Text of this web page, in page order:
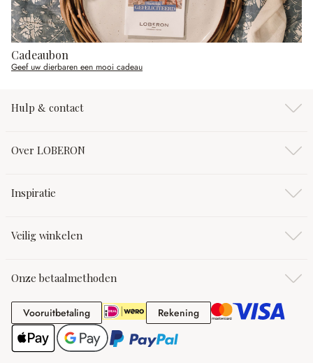
Cadeaubon
Geef uw dierbaren een mooi cadeau
Hulp & contact
Over LOBERON
Inspiratie
Veilig winkelen
Onze betaalmethoden
VooruitbetalingVooruitbetaling RekeningRekening